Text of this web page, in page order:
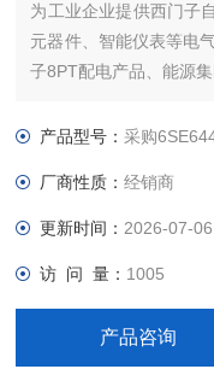
为工业企业提供西门子
元器件、智能仪表等电
子8PT配电产品、能源
自动化控制、网络通讯
集团自
产品型号： 采购
厂商性质：经销商
更新时间： 2026-07-06
访 问 量： 1005
产品咨询